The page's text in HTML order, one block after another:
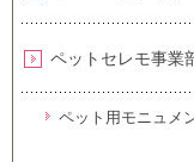
ペットセレモ事業
ペット用モニュメ